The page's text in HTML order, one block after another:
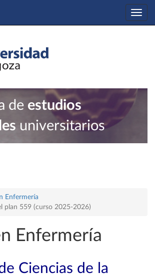
de estudios
universitarios
Enfermería
plan 559 (curso 2025-2026)
Enfermería
Ciencias de la